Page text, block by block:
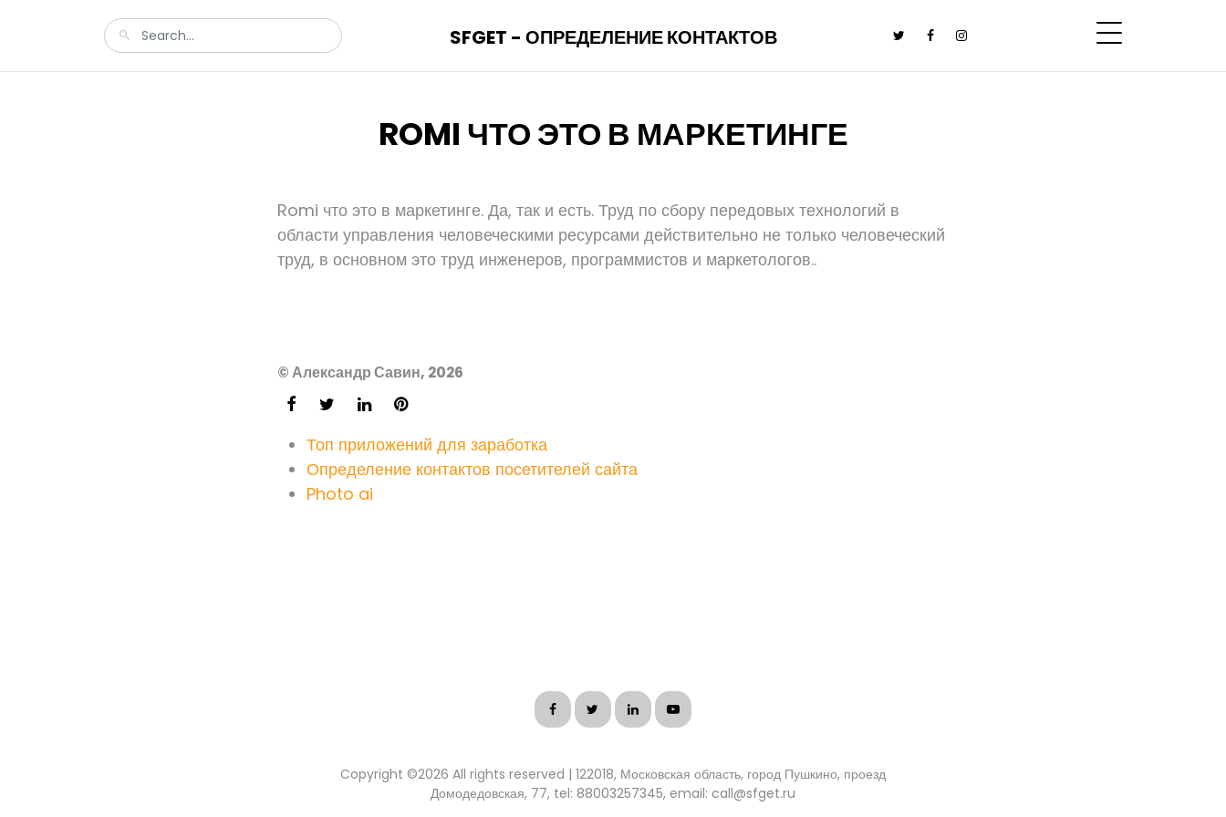
SFGET - ОПРЕДЕЛЕНИЕ КОНТАКТОВ
ROMI ЧТО ЭТО В МАРКЕТИНГЕ
Romi что это в маркетинге. Да, так и есть. Труд по сбору передовых технологий в
области управления человеческими ресурсами действительно не только человеческий
труд, в основном это труд инженеров, программистов и маркетологов..
© Александр Савин, 2026
Топ приложений для заработка
Определение контактов посетителей сайта
Photo ai
Copyright ©2026 All rights reserved | 122018, Московская область, город Пушкино, проезд
Домодедовская, 77, tel: 88003257345, email: call@sfget.ru